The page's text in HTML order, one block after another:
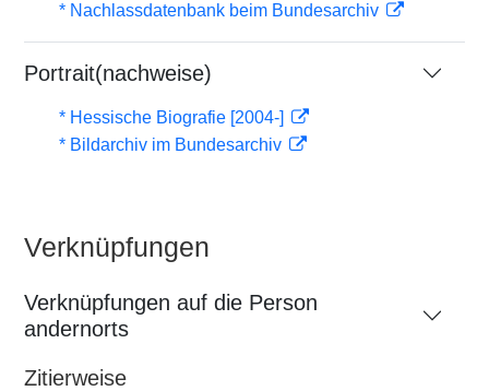
* Nachlassdatenbank beim Bundesarchiv
Portrait(nachweise)
* Hessische Biografie [2004-]
* Bildarchiv im Bundesarchiv
Verknüpfungen
Verknüpfungen auf die Person
andernorts
Zitierweise